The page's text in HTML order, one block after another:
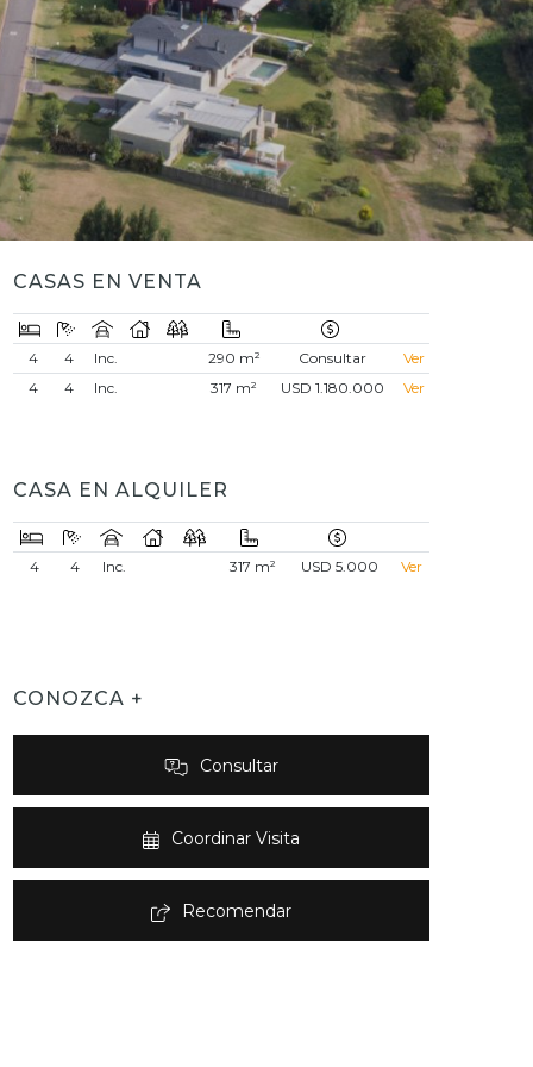
CASAS EN VENTA
4 4 Inc. 290 m² Consultar
Ver
4
4 Inc. 317 m² USD 1.180.000 Ver
CASA EN ALQUILER
4 4 Inc. 317 m² USD 5.000 Ver
CONOZCA +
Consultar
Coordinar Visita
Recomendar